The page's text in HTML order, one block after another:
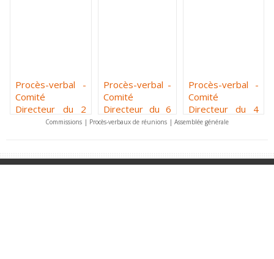
Procès-verbal -
Comité
Directeur du 2
avril 2026
Procès-verbal -
Comité
Directeur du 6
février 2026
Procès-verbal -
Comité
Directeur du 4
décembre 2025
Commissions | Procès-verbaux de réunions | Assemblée générale